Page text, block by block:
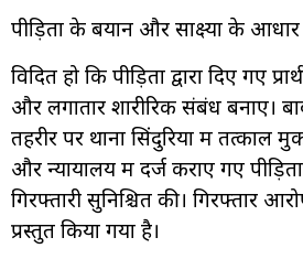
पीड़िता के बयान और साक्ष्यों के आधार
विदित हो कि पीड़िता द्वारा दिए गए
और लगातार शारीरिक संबंध बनाए।
तहरीर पर थाना सिंदुरिया में तत्काल
और न्यायालय में दर्ज कराए गए
गिरफ्तारी सुनिश्चित की।
प्रस्तुत किया गया है।